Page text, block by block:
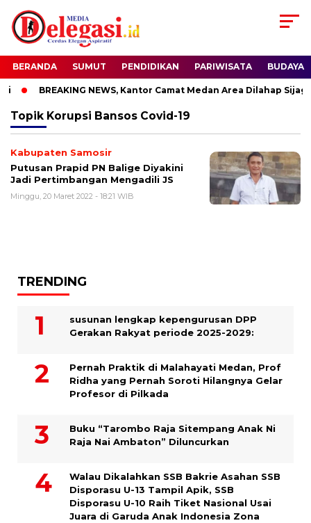
BERANDA SUMUT PENDIDIKAN PARIWISATA BUDAYA
BREAKING NEWS, Kantor Camat Medan Area Dilahap Sijago
Topik Korupsi Bansos Covid-19
Kabupaten Samosir
Putusan Prapid PN Balige Diyakini
Jadi Pertimbangan Mengadili JS
Minggu, 20 Maret 2022 - 18:21 WIB
TRENDING
susunan lengkap kepengurusan DPP
Gerakan Rakyat periode 2025-2029:
Pernah Praktik di Malahayati Medan, Prof
Ridha yang Pernah Soroti Hilangnya Gelar
Profesor di Pilkada
Buku “Tarombo Raja Sitempang Anak Ni
Raja Nai Ambaton” Diluncurkan
Walau Dikalahkan SSB Bakrie Asahan SSB
Disporasu U-13 Tampil Apik, SSB
Disporasu U-10 Raih Tiket Nasional Usai
Juara di Garuda Anak Indonesia Zona